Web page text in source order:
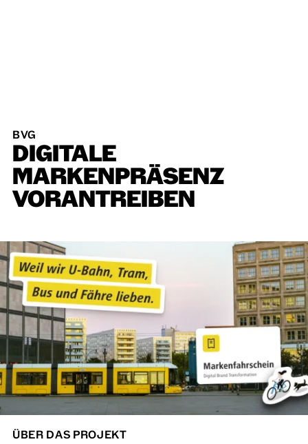
BVG
DIGITALE
MARKENPRÄSENZ
VORANTREIBEN
ÜBER DAS PROJEKT